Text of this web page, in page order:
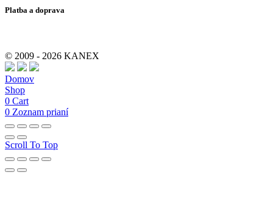
Platba a doprava
© 2009 - 2026 KANEX
Domov
Shop
0 Cart
0 Zoznam prianí
Scroll To Top